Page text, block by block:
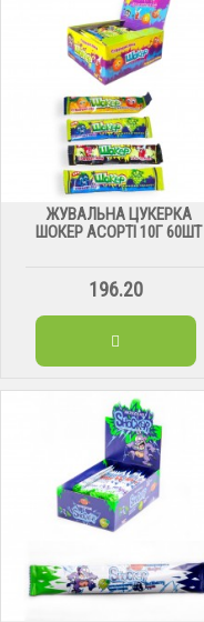
ЖУВАЛЬНА ЦУКЕРКА
ШОКЕР АСОРТІ 10Г 60ШТ
196.20